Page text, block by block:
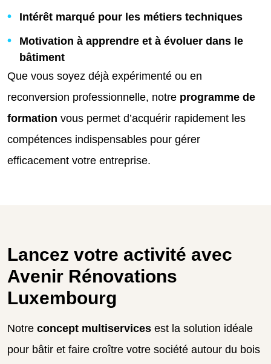
Intérêt marqué pour les métiers techniques
Motivation à apprendre et à évoluer dans le
bâtiment
Que vous soyez déjà expérimenté ou en
reconversion professionnelle, notre programme de
formation vous permet d’acquérir rapidement les
compétences indispensables pour gérer
efficacement votre entreprise.
Lancez votre activité avec
Avenir Rénovations
Luxembourg
Notre concept multiservices est la solution idéale
pour bâtir et faire croître votre société autour du bois